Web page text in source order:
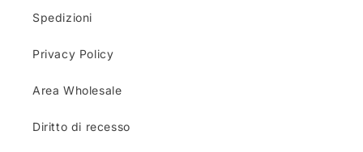
Spedizioni
Privacy Policy
Area Wholesale
Diritto di recesso